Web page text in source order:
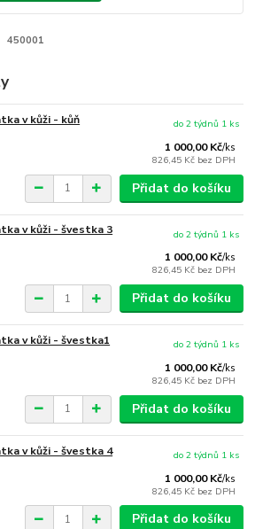
450001
v kůži - kůň
1 000,00 Kč/ks
826,45 Kč bez DPH
do 2 týdnů 1 ks
Přidat do košíku
v kůži - švestka 3
1 000,00 Kč/ks
826,45 Kč bez DPH
do 2 týdnů 1 ks
Přidat do košíku
v kůži - švestka1
1 000,00 Kč/ks
826,45 Kč bez DPH
do 2 týdnů 1 ks
Přidat do košíku
v kůži - švestka 4
1 000,00 Kč/ks
826,45 Kč bez DPH
do 2 týdnů 1 ks
Přidat do košíku